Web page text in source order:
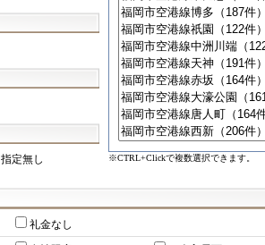
指定無し ※CTRL+Clickで複数選択できます。
礼金なし